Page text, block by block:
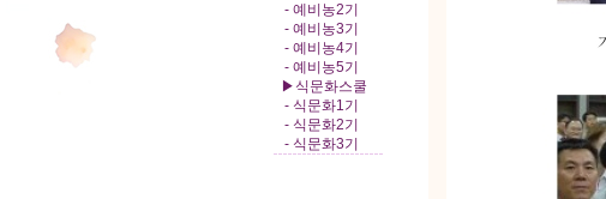
- 예비농2기
- 예비농3기
- 예비농4기
- 예비농5기
▶식문화스쿨
- 식문화1기
- 식문화2기
- 식문화3기